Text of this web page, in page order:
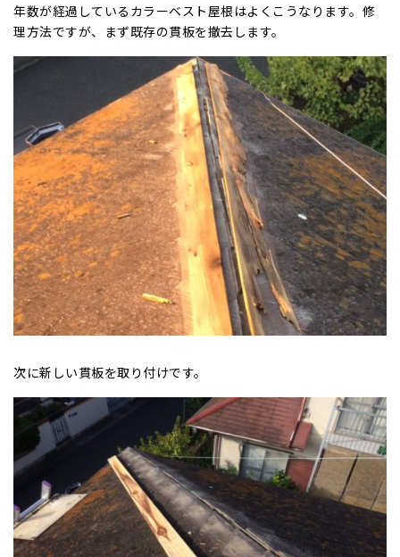
年数が経過しているカラーベスト屋根はよくこうなります。修
理方法ですが、まず既存の貫板を撤去します。
次に新しい貫板を取り付けです。